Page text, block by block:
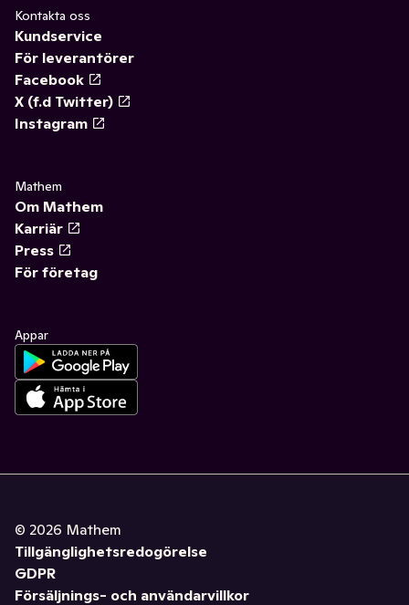
Kontakta oss
Kundservice
För leverantörer
Facebook
X (f.d Twitter)
Instagram
Mathem
Om Mathem
Karriär
Press
För företag
Appar
© 2026 Mathem
Tillgänglighetsredogörelse
GDPR
Försäljnings- och användarvillkor